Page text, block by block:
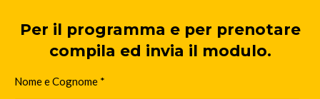
Per il programma e per prenotare
compila ed invia il modulo.
Nome e Cognome *